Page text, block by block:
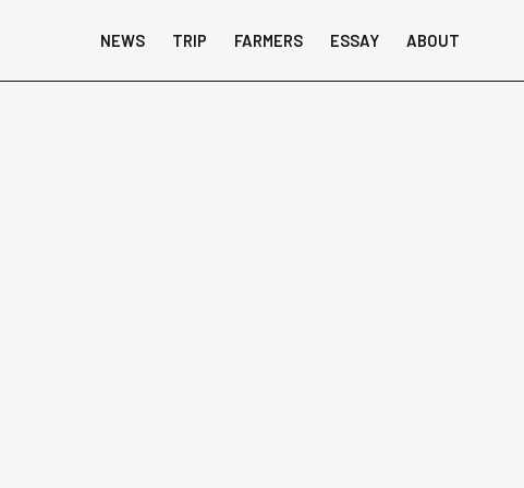
NEWS TRIP FARMERS ESSAY ABOUT